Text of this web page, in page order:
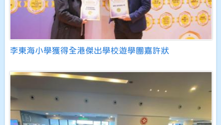
李東海小學獲得全港傑出學校遊學團嘉許狀